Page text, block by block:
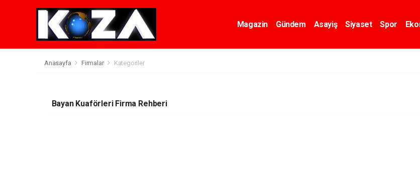
Magazin Gündem Asayiş Siyaset Spor
Anasayfa Firmalar Kategoriler
Bayan Kuaförleri Firma Rehberi